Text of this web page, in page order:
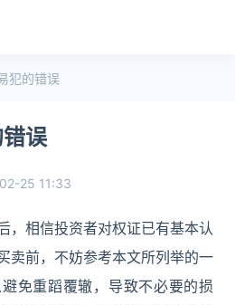
犯的错误
误
25 11:33
，相信投资者对权证已有基本认
卖前，不妨参考本文所列举的一
免重蹈覆辙，导致不必要的损